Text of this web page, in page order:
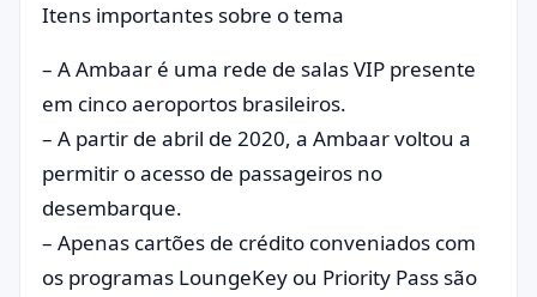
Itens importantes sobre o tema
– A Ambaar é uma rede de salas VIP presente
em cinco aeroportos brasileiros.
– A partir de abril de 2020, a Ambaar voltou a
permitir o acesso de passageiros no
desembarque.
– Apenas cartões de crédito conveniados com
os programas LoungeKey ou Priority Pass são